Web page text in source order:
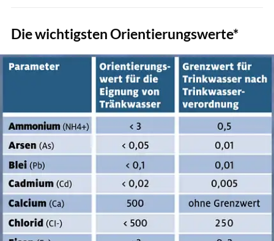
Die wichtigsten Orientierungswerte*